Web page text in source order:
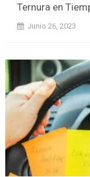
Ternura en
Junio 26, 2023